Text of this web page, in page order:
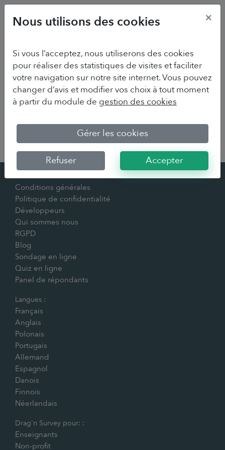
Contact
Conditions générales
Politique de confidentialité
Développeurs
Qui sommes nous
RGPD
Blog
Sondage en ligne
Quiz en ligne
Panel de répondants
Langues :
Français
Anglais
Polonais
Portugais
Allemand
Espagnol
Danois
Finnois
Néerlandais
Drag'n Survey pour: :
Enseignants
Non-profit
Nous utilisons des cookies ×
Si vous l’acceptez, nous utiliserons des cookies
pour réaliser des statistiques de visites et faciliter
votre navigation sur notre site internet. Vous pouvez
changer d’avis et modifier vos choix à tout moment
à partir du module de gestion des cookies
Gérer les cookies
Refuser Accepter